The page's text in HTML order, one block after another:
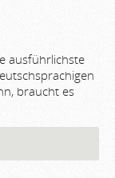
ausführlichste
braucht es